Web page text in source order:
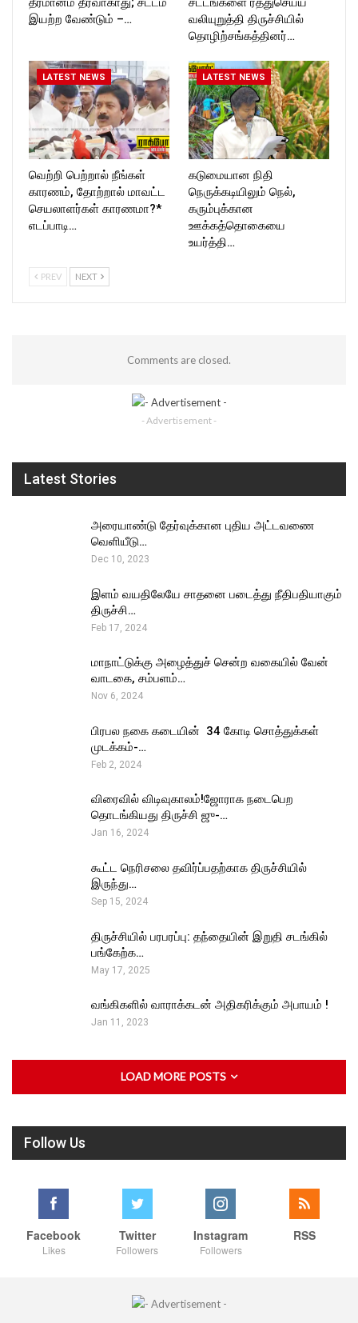
இயற்ற வேண்டும் –…
வலியுறுத்தி திருச்சியில்
தொழிற்சங்கத்தினர்…
LATEST NEWS
வெற்றி பெற்றால் நீங்கள்
காரணம், தோற்றால் மாவட்ட
செயலாளர்கள் காரணமா?*
எடப்பாடி…
LATEST NEWS
கடுமையான நிதி
நெருக்கடியிலும் நெல்,
கரும்புக்கான
ஊக்கத்தொகையை
உயர்த்தி…
PREV NEXT
Comments are closed.
- Advertisement -
Latest Stories
அரையாண்டு தேர்வுக்கான புதிய அட்டவணை
வெளியீடு…
Dec 10, 2023
இளம் வயதிலேயே சாதனை படைத்து நீதிபதியாகும்
திருச்சி…
Feb 17, 2024
மாநாட்டுக்கு அழைத்துச் சென்ற வகையில் வேன்
வாடகை, சம்பளம்…
Nov 6, 2024
பிரபல நகை கடையின் ₹ 34 கோடி சொத்துக்கள்
முடக்கம்-…
Feb 2, 2024
விரைவில் விடிவுகாலம்!ஜோராக நடைபெற
தொடங்கியது திருச்சி ஜு-…
Jan 16, 2024
கூட்ட நெரிசலை தவிர்ப்பதற்காக திருச்சியில்
இருந்து…
Sep 15, 2024
திருச்சியில் பரபரப்பு: தந்தையின் இறுதி சடங்கில்
பங்கேற்க…
May 17, 2025
வங்கிகளில் வாராக்கடன் அதிகரிக்கும் அபாயம் !
Jan 11, 2023
LOAD MORE POSTS
Follow Us
Facebook
Likes
Twitter
Followers
Instagram
Followers
RSS